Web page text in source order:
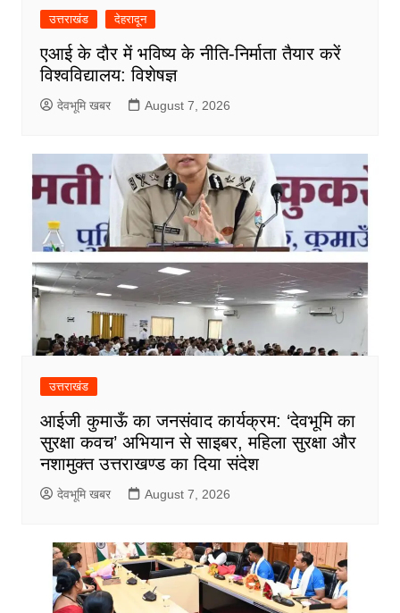
उत्तराखंड देहरादून
एआई के दौर में भविष्य के नीति-निर्माता तैयार करें
विश्वविद्यालय: विशेषज्ञ
देवभूमि खबर August 7, 2026
उत्तराखंड
आईजी कुमाऊँ का जनसंवाद कार्यक्रम: ‘देवभूमि का
सुरक्षा कवच’ अभियान से साइबर, महिला सुरक्षा और
नशामुक्त उत्तराखण्ड का दिया संदेश
देवभूमि खबर August 7, 2026